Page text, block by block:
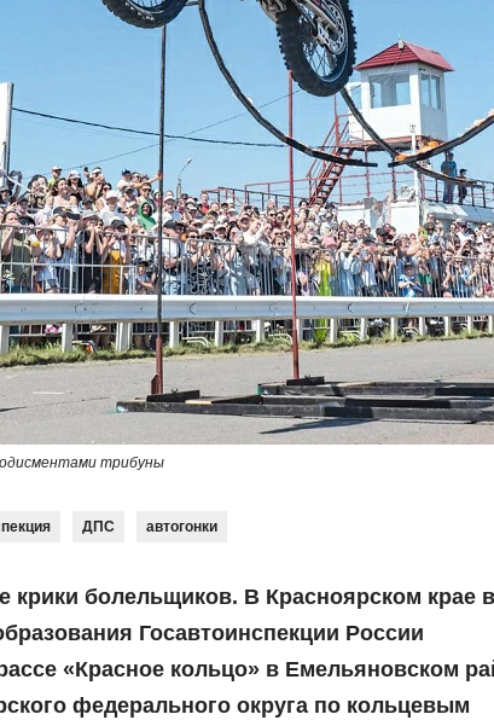
трибуны
ДПС автогонки
крики болельщиков. В Красноярском крае в
Госавтоинспекции России
«Красное кольцо» в Емельяновском
федерального округа по кольцевым